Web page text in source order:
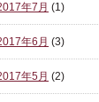
年7月 (1)
年6月 (3)
年5月 (2)